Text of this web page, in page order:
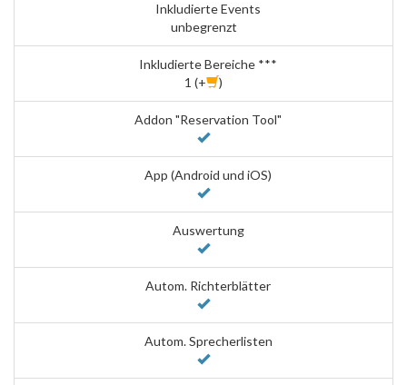
Inkludierte Events
unbegrenzt
Inkludierte Bereiche ***
1 (+
)
Addon "Reservation Tool"
App (Android und iOS)
Auswertung
Autom. Richterblätter
Autom. Sprecherlisten